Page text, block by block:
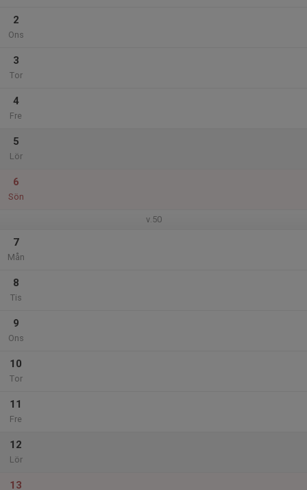
2
Ons
3
Tor
4
Fre
5
Lör
6
Sön
v.50
7
Mån
8
Tis
9
Ons
10
Tor
11
Fre
12
Lör
13